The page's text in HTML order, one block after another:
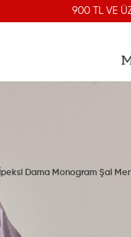
900 TL VE
İpeksi Dama Monogram Şal